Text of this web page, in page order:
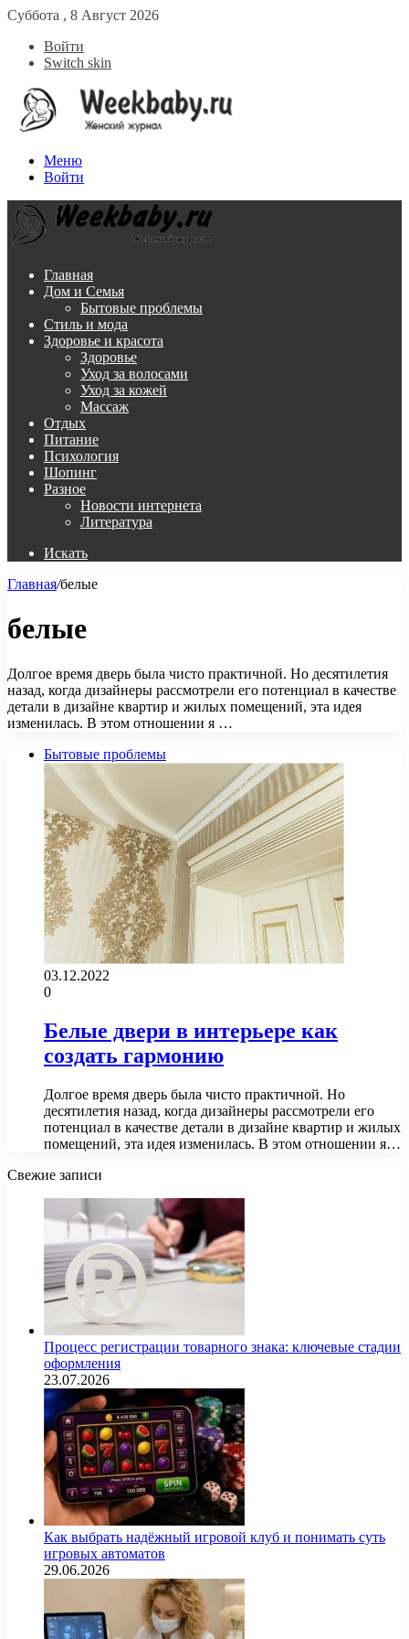
Суббота , 8 Август 2026
Войти
Switch skin
Меню
Войти
Главная
Дом и Семья
Бытовые проблемы
Стиль и мода
Здоровье и красота
Здоровье
Уход за волосами
Уход за кожей
Массаж
Отдых
Питание
Психология
Шопинг
Разное
Новости интернета
Литература
Искать
Главная/белые
белые
Долгое время дверь была чисто практичной. Но десятилетия
назад, когда дизайнеры рассмотрели его потенциал в качестве
детали в дизайне квартир и жилых помещений, эта идея
изменилась. В этом отношении я …
Бытовые проблемы
03.12.2022
0
Белые двери в интерьере как
создать гармонию
Долгое время дверь была чисто практичной. Но
десятилетия назад, когда дизайнеры рассмотрели его
потенциал в качестве детали в дизайне квартир и жилых
помещений, эта идея изменилась. В этом отношении я…
Свежие записи
Процесс регистрации товарного знака: ключевые стадии
оформления
23.07.2026
Как выбрать надёжный игровой клуб и понимать суть
игровых автоматов
29.06.2026